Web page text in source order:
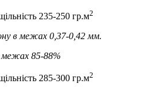
235-250 гр.м2
в межах 0,37-0,42 мм.
межах 85-88%
285-300 гр.м2